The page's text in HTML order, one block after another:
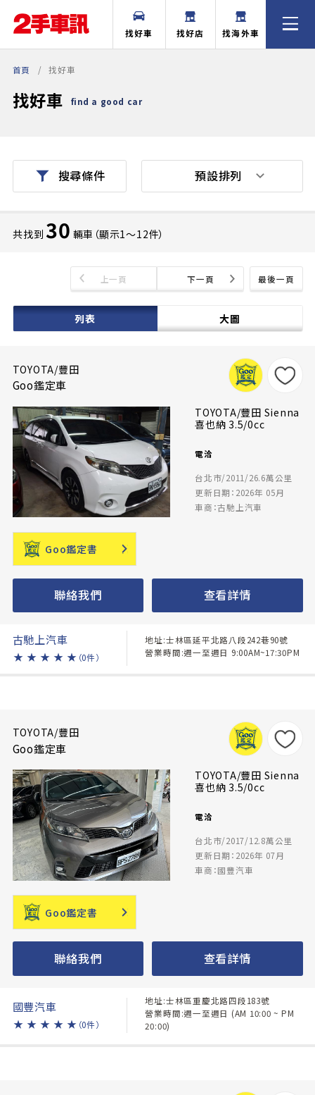
找好車 找好店 找海外車
首頁 找好車
找好車 find a good car
搜尋條件
共找到 30 輛車（顯示1〜12件）
最後一頁
上一頁 下一頁
列表 大圖
預設排列
TOYOTA/豐田
Goo鑑定車
TOYOTA/豐田 Sienna
喜也納 3.5/0cc
電洽
台北市/2011/26.6萬公里
更新日期：2026年 05月
車商：古馳上汽車
Goo鑑定書
聯絡我們 查看詳情
古馳上汽車
★ ★ ★ ★ ★ （0件）
地址:士林區延平北路八段242巷90號
營業時間:週一至週日 9:00AM~17:30PM
TOYOTA/豐田
Goo鑑定車
TOYOTA/豐田 Sienna
喜也納 3.5/0cc
電洽
台北市/2017/12.8萬公里
更新日期：2026年 07月
車商：國豐汽車
Goo鑑定書
聯絡我們 查看詳情
國豐汽車
★ ★ ★ ★ ★ （0件）
地址:士林區重慶北路四段183號
營業時間:週一至週日 (AM 10:00 ~ PM
20:00)